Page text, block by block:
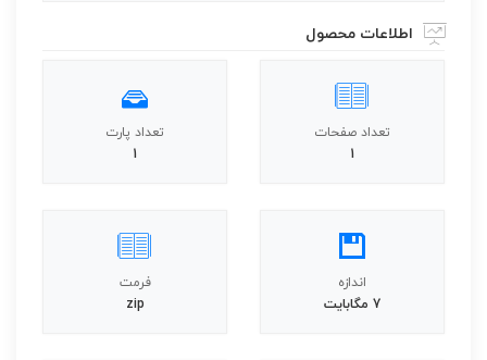
اطلاعات محصول
تعداد صفحات
1
تعداد پارت
1
اندازه
7 مگابایت
فرمت
zip